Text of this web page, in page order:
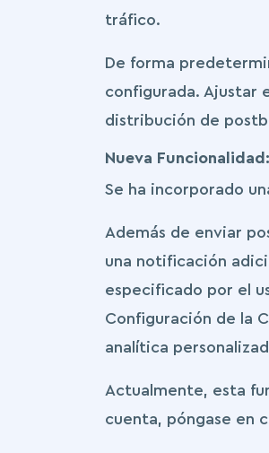
tráfico.
De forma
configurada. Ajustar
distribución de
Nueva
Se ha incorporado
Además de enviar
una notificación
especificado por el
Configuración de la
analítica
Actualmente, esta
cuenta, póngase en